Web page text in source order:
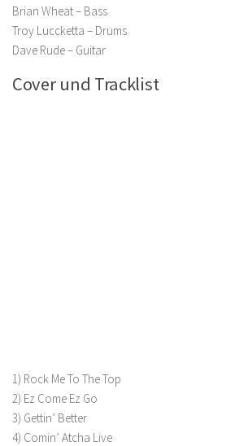
Brian Wheat – Bass
Troy Luccketta – Drums
Dave Rude – Guitar
Cover und Tracklist
1) Rock Me To The Top
2) Ez Come Ez Go
3) Gettin’ Better
4) Comin’ Atcha Live